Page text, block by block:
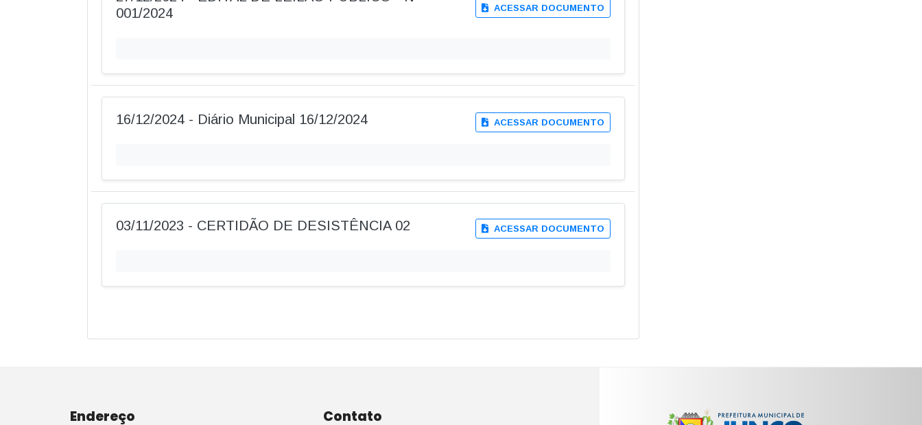
001/2024
ACESSAR DOCUMENTO
16/12/2024 - Diário Municipal 16/12/2024 ACESSAR DOCUMENTO
03/11/2023 - CERTIDÃO DE DESISTÊNCIA 02 ACESSAR DOCUMENTO
Endereço Contato